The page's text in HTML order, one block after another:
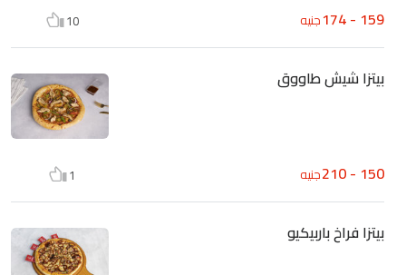
159 - 174 جنيه 10
بيتزا شيش طاووق
150 - 210 جنيه 1
بيتزا فراخ باربيكيو